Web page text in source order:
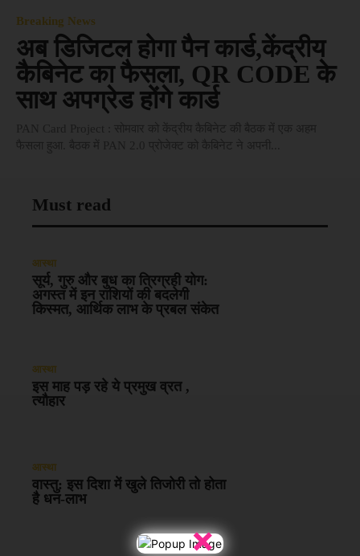
×
Breaking News
अब डिजिटल होगा पैन कार्ड,केंद्रीय
कैबिनेट का फैसला, QR CODE के
साथ अपग्रेड होंगे कार्ड
Must read
आस्था
सूर्य, गुरु और बुध का त्रिग्रही योग:
अगस्त में इन राशियों की बदलेगी
किस्मत, आर्थिक लाभ के प्रबल संकेत
आस्था
इस माह पड़ रहे ये प्रमुख व्रत ,
त्यौहार
आस्था
वास्तु: इस दिशा में खुले तिजोरी तो होता
है धन-लाभ